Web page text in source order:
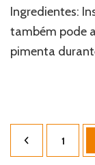
Ingredientes:
também pode
pimenta
Paginação
de
Página
1